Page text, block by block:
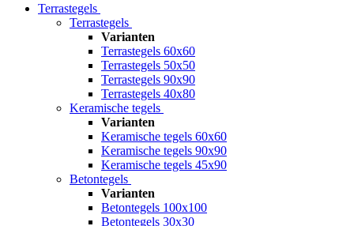
Terrastegels
Terrastegels
Varianten
Terrastegels 60x60
Terrastegels 50x50
Terrastegels 90x90
Terrastegels 40x80
Keramische tegels
Varianten
Keramische tegels 60x60
Keramische tegels 90x90
Keramische tegels 45x90
Betontegels
Varianten
Betontegels 100x100
Betontegels 30x30